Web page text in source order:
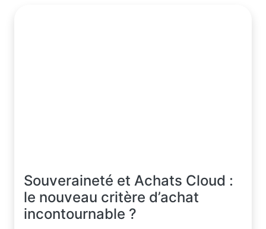
Souveraineté et Achats Cloud :
le nouveau critère d’achat
incontournable ?